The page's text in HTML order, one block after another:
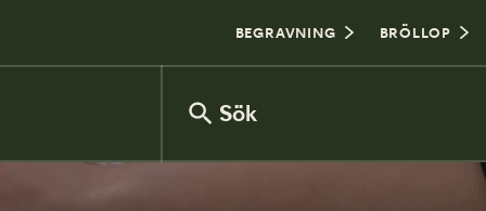
BEGRAVNING BRÖLLOP
Sök